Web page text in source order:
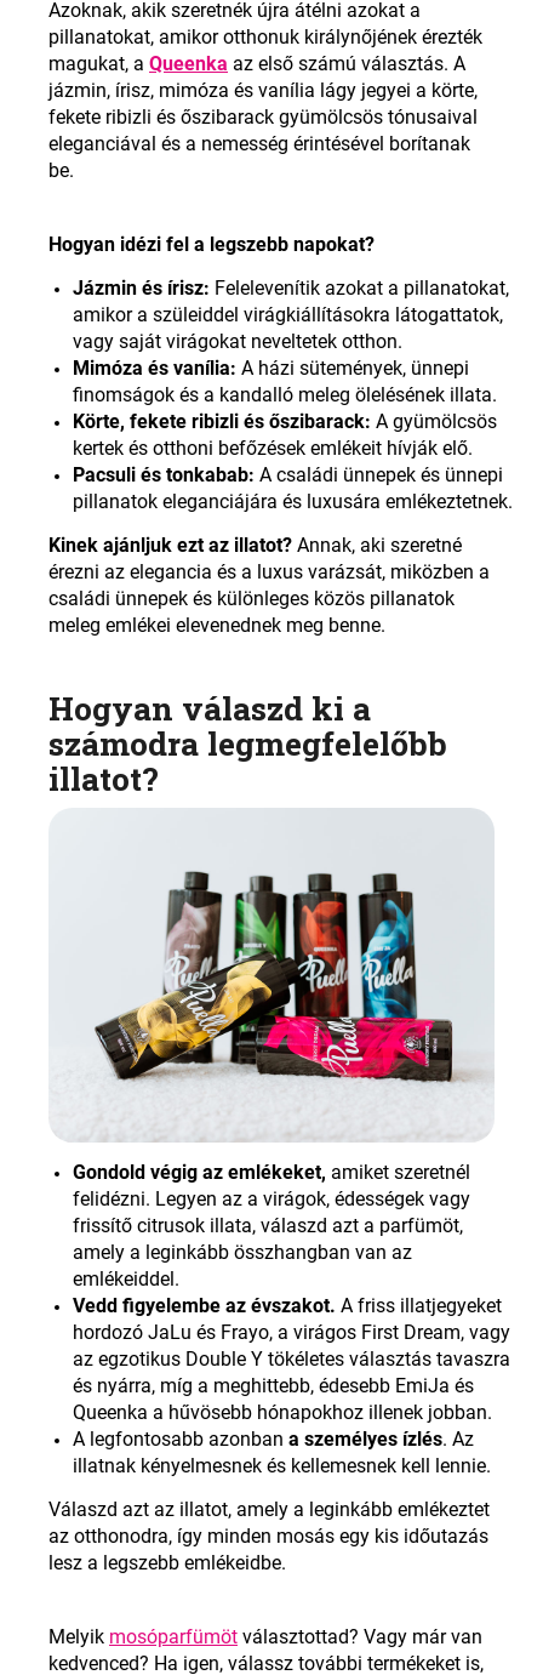
Azoknak, akik szeretnék újra átélni azokat a
pillanatokat, amikor otthonuk királynőjének érezték
magukat, a Queenka az első számú választás. A
jázmin, írisz, mimóza és vanília lágy jegyei a körte,
fekete ribizli és őszibarack gyümölcsös tónusaival
eleganciával és a nemesség érintésével borítanak
be.
Hogyan idézi fel a legszebb napokat?
Jázmin és írisz: Felelevenítik azokat a pillanatokat,
amikor a szüleiddel virágkiállításokra látogattatok,
vagy saját virágokat neveltetek otthon.
Mimóza és vanília: A házi sütemények, ünnepi
finomságok és a kandalló meleg ölelésének illata.
Körte, fekete ribizli és őszibarack: A gyümölcsös
kertek és otthoni befőzések emlékeit hívják elő.
Pacsuli és tonkabab: A családi ünnepek és ünnepi
pillanatok eleganciájára és luxusára emlékeztetnek.
Kinek ajánljuk ezt az illatot? Annak, aki szeretné
érezni az elegancia és a luxus varázsát, miközben a
családi ünnepek és különleges közös pillanatok
meleg emlékei elevenednek meg benne.
Hogyan válaszd ki a
számodra legmegfelelőbb
illatot?
Gondold végig az emlékeket, amiket szeretnél
felidézni. Legyen az a virágok, édességek vagy
frissítő citrusok illata, válaszd azt a parfümöt,
amely a leginkább összhangban van az
emlékeiddel.
Vedd figyelembe az évszakot. A friss illatjegyeket
hordozó JaLu és Frayo, a virágos First Dream, vagy
az egzotikus Double Y tökéletes választás tavaszra
és nyárra, míg a meghittebb, édesebb EmiJa és
Queenka a hűvösebb hónapokhoz illenek jobban.
A legfontosabb azonban a személyes ízlés. Az
illatnak kényelmesnek és kellemesnek kell lennie.
Válaszd azt az illatot, amely a leginkább emlékeztet
az otthonodra, így minden mosás egy kis időutazás
lesz a legszebb emlékeidbe.
Melyik mosóparfümöt választottad? Vagy már van
kedvenced? Ha igen, válassz további termékeket is,